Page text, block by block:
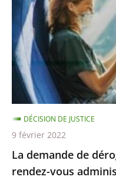
dérogation
pour
tous
les
rendez-
vous
administratifs
ou
judiciaires
à
l’obligation
La demande de
rendez-vous
DÉCISION DE JUSTICE
9 février 2022